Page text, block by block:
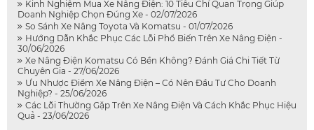
Kinh Nghiệm Mua Xe Nâng Điện: 10 Tiêu Chí Quan Trọng Giúp
Doanh Nghiệp Chọn Đúng Xe - 02/07/2026
So Sánh Xe Nâng Toyota Và Komatsu - 01/07/2026
Hướng Dẫn Khắc Phục Các Lỗi Phổ Biến Trên Xe Nâng Điện -
30/06/2026
Xe Nâng Điện Komatsu Có Bền Không? Đánh Giá Chi Tiết Từ
Chuyên Gia - 27/06/2026
Ưu Nhược Điểm Xe Nâng Điện – Có Nên Đầu Tư Cho Doanh
Nghiệp? - 25/06/2026
Các Lỗi Thường Gặp Trên Xe Nâng Điện Và Cách Khắc Phục Hiệu
Quả - 23/06/2026